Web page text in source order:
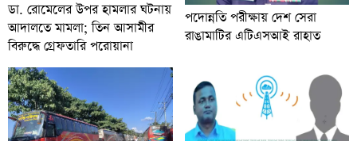
ডা. রোমেলের উপর হামলার ঘটনায়
আদালতে মামলা; তিন আসামীর
বিরুদ্ধে গ্রেফতারি পরোয়ানা
পদোন্নতি পরীক্ষায় দেশ সেরা
রাঙামাটির এটিএসআই রাহাত